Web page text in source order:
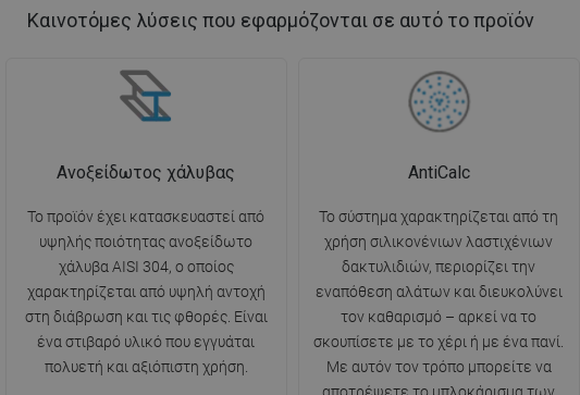
Καινοτόμες λύσεις που εφαρμόζονται σε αυτό το προϊόν
Ανοξείδωτος χάλυβας
Το προϊόν έχει κατασκευαστεί από
υψηλής ποιότητας ανοξείδωτο
χάλυβα AISI 304, ο οποίος
χαρακτηρίζεται από υψηλή αντοχή
στη διάβρωση και τις φθορές. Είναι
ένα στιβαρό υλικό που εγγυάται
πολυετή και αξιόπιστη χρήση.
AntiCalc
Το σύστημα χαρακτηρίζεται από τη
χρήση σιλικονένιων λαστιχένιων
δακτυλιδιών, περιορίζει την
εναπόθεση αλάτων και διευκολύνει
τον καθαρισμό – αρκεί να το
σκουπίσετε με το χέρι ή με ένα πανί.
Με αυτόν τον τρόπο μπορείτε να